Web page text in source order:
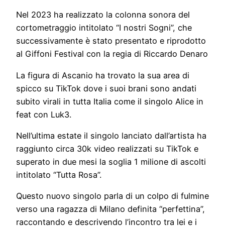
Nel 2023 ha realizzato la colonna sonora del
cortometraggio intitolato “I nostri Sogni”, che
successivamente è stato presentato e riprodotto
al Giffoni Festival con la regia di Riccardo Denaro
La figura di Ascanio ha trovato la sua area di
spicco su TikTok dove i suoi brani sono andati
subito virali in tutta Italia come il singolo Alice in
feat con Luk3.
Nell’ultima estate il singolo lanciato dall’artista ha
raggiunto circa 30k video realizzati su TikTok e
superato in due mesi la soglia 1 milione di ascolti
intitolato “Tutta Rosa”.
Questo nuovo singolo parla di un colpo di fulmine
verso una ragazza di Milano definita “perfettina”,
raccontando e descrivendo l’incontro tra lei e i